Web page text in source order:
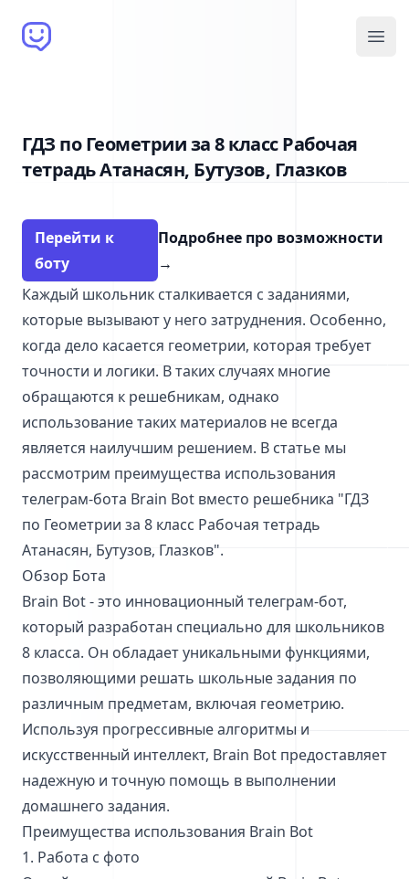
Brain Bot
ГДЗ по Геометрии за 8 класс Рабочая
тетрадь Атанасян, Бутузов, Глазков
Перейти к
боту
Подробнее про возможности
→
Каждый школьник сталкивается с заданиями,
которые вызывают у него затруднения. Особенно,
когда дело касается геометрии, которая требует
точности и логики. В таких случаях многие
обращаются к решебникам, однако
использование таких материалов не всегда
является наилучшим решением. В статье мы
рассмотрим преимущества использования
телеграм-бота Brain Bot вместо решебника "ГДЗ
по Геометрии за 8 класс Рабочая тетрадь
Атанасян, Бутузов, Глазков".
Обзор Бота
Brain Bot - это инновационный телеграм-бот,
который разработан специально для школьников
8 класса. Он обладает уникальными функциями,
позволяющими решать школьные задания по
различным предметам, включая геометрию.
Используя прогрессивные алгоритмы и
искусственный интеллект, Brain Bot предоставляет
надежную и точную помощь в выполнении
домашнего задания.
Преимущества использования Brain Bot
1. Работа с фото